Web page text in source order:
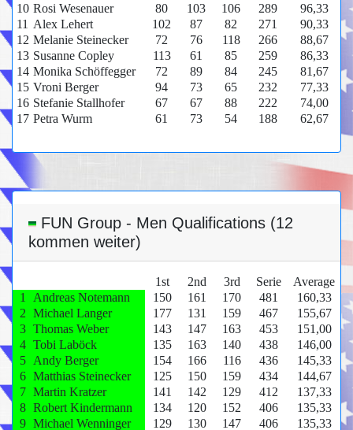
10 Rosi Wesenauer 80 103 106 289
96,33
11 Alex Lehert 102 87 82 271
90,33
12 Melanie Steinecker 72 76 118 266
88,67
13 Susanne Copley 113 61 85 259
86,33
14 Monika Schöffegger 72 89 84 245
81,67
15 Vroni Berger 94 73 65 232
77,33
16 Stefanie Stallhofer 67 67 88 222
74,00
17 Petra Wurm 61 73 54 188 62,67
FUN Group - Men Qualifications (12
kommen weiter)
1st 2nd 3rd Serie
Average
1
Andreas Notemann 150 161 170 481
160,33
2 Michael Langer 177 131 159 467
155,67
3 Thomas Weber 143 147 163 453
151,00
4 Tobi Laböck 135 163 140 438
146,00
5
Andy Berger 154 166 116 436
145,33
6 Matthias Steinecker 125 150 159 434
144,67
7 Martin Kratzer 141 142 129 412
137,33
8 Robert Kindermann 134 120 152 406
135,33
9 Michael Wenninger 129 130 147 406
135,33